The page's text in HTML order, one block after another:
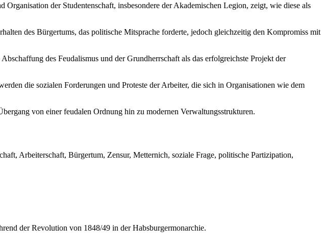
Organisation der Studentenschaft, insbesondere der Akademischen Legion, zeigt, wie diese als
des Bürgertums, das politische Mitsprache forderte, jedoch gleichzeitig den Kompromiss mit
des Feudalismus und der Grundherrschaft als das erfolgreichste Projekt der
die sozialen Forderungen und Proteste der Arbeiter, die sich in Organisationen wie dem
von einer feudalen Ordnung hin zu modernen Verwaltungsstrukturen.
Arbeiterschaft, Bürgertum, Zensur, Metternich, soziale Frage, politische Partizipation,
der Revolution von 1848/49 in der Habsburgermonarchie.